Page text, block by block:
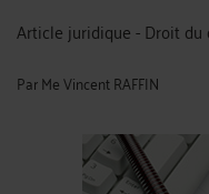
Article juridique - Droit du
ParMe Vincent RAFFIN